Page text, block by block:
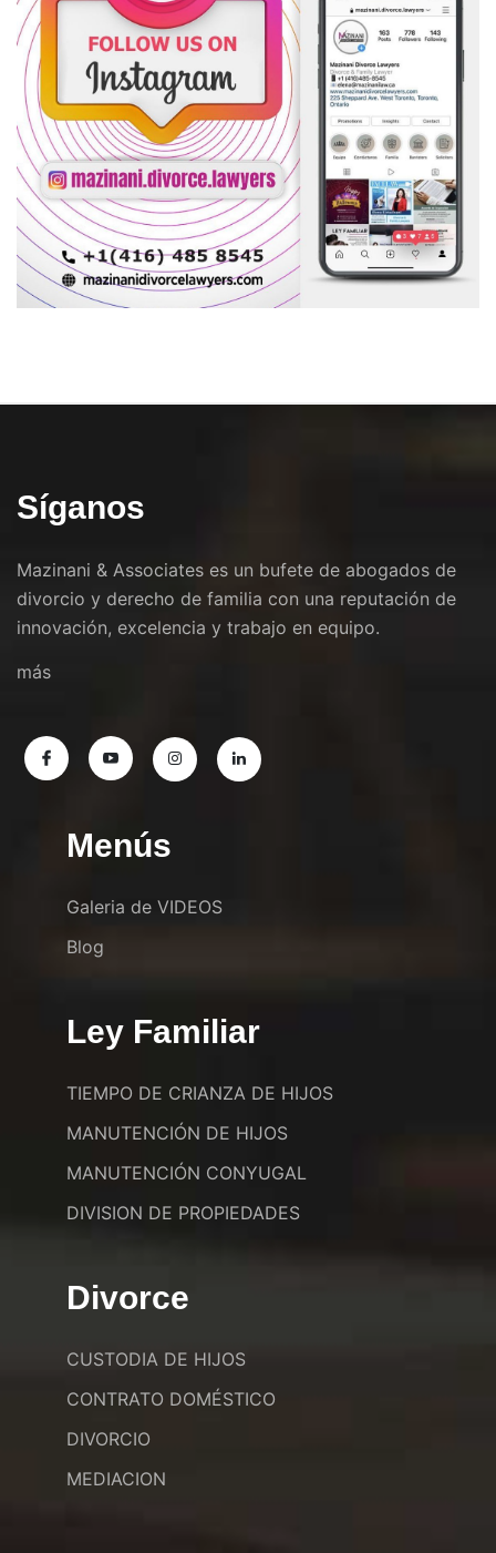
Síganos
Mazinani & Associates es un bufete de abogados de
divorcio y derecho de familia con una reputación de
innovación, excelencia y trabajo en equipo.
más
Menús
Galeria de VIDEOS
Blog
Ley Familiar
TIEMPO DE CRIANZA DE HIJOS
MANUTENCIÓN DE HIJOS
MANUTENCIÓN CONYUGAL
DIVISION DE PROPIEDADES
Divorce
CUSTODIA DE HIJOS
CONTRATO DOMÉSTICO
DIVORCIO
MEDIACION